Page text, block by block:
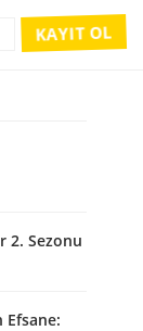
KAYIT OL
2. Sezonu
Efsane: